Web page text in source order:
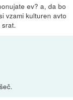
ev? a, da bo
vzami kulturen avto